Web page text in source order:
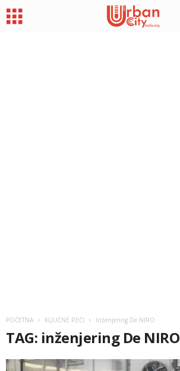
POČETNA KLJUČNE REČI Inženjering De NIRO
TAG: inženjering De NIRO